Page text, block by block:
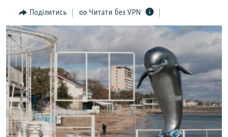
навігації
Перейти
до
пошуку
БЛОГИ
ПОГЛЯД
ІНТЕРВ'Ю
ВСЕ ЗА ДЕНЬ
СПЕЦПРОЕКТИ
ДЕПОРТАЦІЯ
ВІДЕОУРОКИ «ELIFBE»
ЯК ОБІЙТИ БЛОКУВАННЯ
Русский
Поділитись Читати без VPN